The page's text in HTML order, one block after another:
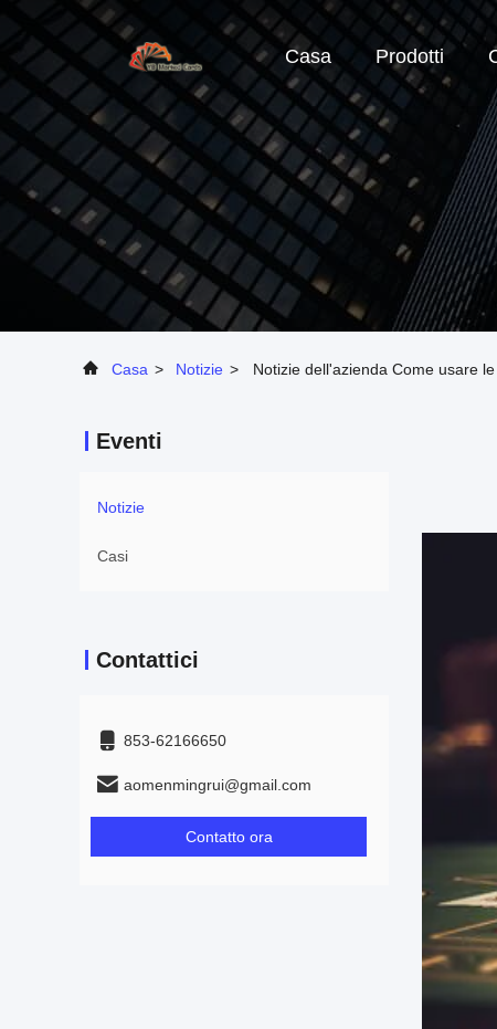
Casa Prodotti
Casa > Notizie > Notizie dell'azienda Come usare
Eventi
Notizie
Casi
Contattici
853-62166650‬
aomenmingrui@gmail.com
Contatto ora